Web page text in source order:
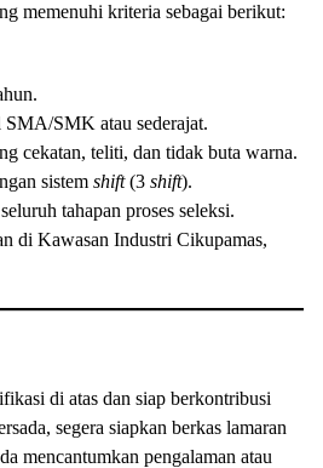
memenuhi kriteria sebagai berikut:
SMK atau sederajat.
cekatan, teliti, dan tidak buta warna.
sistem shift(3 shift).
tahapan proses seleksi.
di Kawasan Industri Cikupamas,
di atas dan siap berkontribusi
segera siapkan berkas lamaran
mencantumkan pengalaman atau